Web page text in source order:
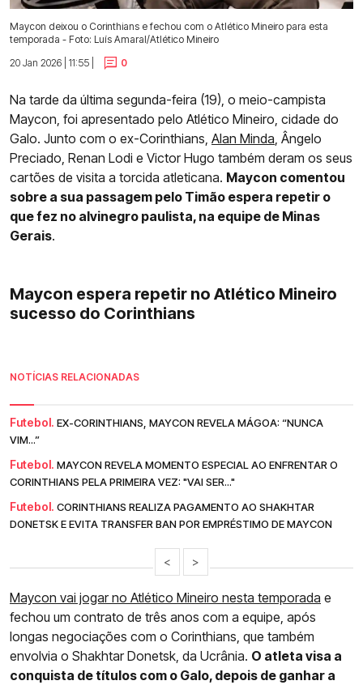
Maycon deixou o Corinthians e fechou com o Atlético Mineiro para esta
temporada - Foto: Luís Amaral/Atlético Mineiro
20 Jan 2026 | 11:55 |
0
Na tarde da última segunda-feira (19), o meio-campista
Maycon, foi apresentado pelo Atlético Mineiro, cidade do
Galo. Junto com o ex-Corinthians, Alan Minda, Ângelo
Preciado, Renan Lodi e Victor Hugo também deram os seus
cartões de visita a torcida atleticana. Maycon comentou
sobre a sua passagem pelo Timão espera repetir o
que fez no alvinegro paulista, na equipe de Minas
Gerais.
Maycon espera repetir no Atlético Mineiro
sucesso do Corinthians
NOTÍCIAS RELACIONADAS
Futebol. EX-CORINTHIANS, MAYCON REVELA MÁGOA: “NUNCA
VIM...”
Futebol. MAYCON REVELA MOMENTO ESPECIAL AO ENFRENTAR O
CORINTHIANS PELA PRIMEIRA VEZ: "VAI SER..."
Futebol. CORINTHIANS REALIZA PAGAMENTO AO SHAKHTAR
DONETSK E EVITA TRANSFER BAN POR EMPRÉSTIMO DE MAYCON
< >
Maycon vai jogar no Atlético Mineiro nesta temporada e
fechou um contrato de três anos com a equipe, após
longas negociações com o Corinthians, que também
envolvia o Shakhtar Donetsk, da Ucrânia. O atleta visa a
conquista de títulos com o Galo, depois de ganhar a